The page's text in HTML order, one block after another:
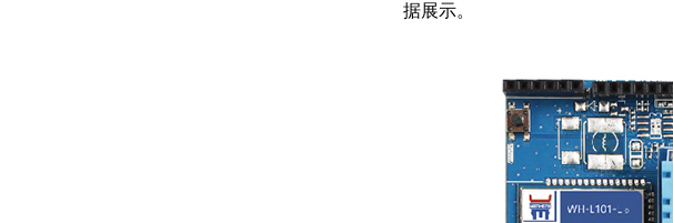
据展示。